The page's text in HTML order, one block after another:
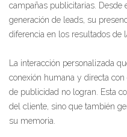
campañas publicitarias. Desde
generación de leads, su
diferencia en los resultados de
La interacción personalizada
conexión humana y directa
de publicidad no logran. Esta
del cliente, sino que también
su memoria.